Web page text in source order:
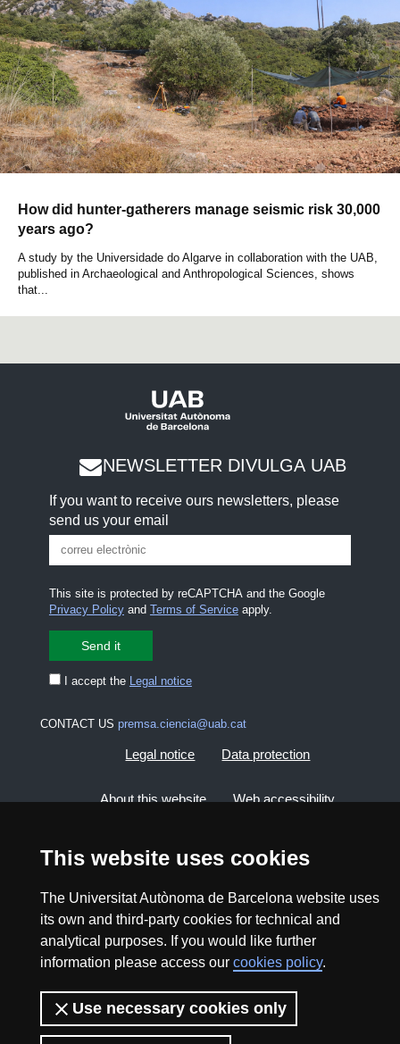
This website uses cookies
The Universitat Autònoma de Barcelona website uses
its own and third-party cookies for technical and
analytical purposes. If you would like further
information please access our cookies policy.
Use necessary cookies only
How did hunter-gatherers manage seismic risk 30,000
years ago?
A study by the Universidade do Algarve in collaboration with the UAB,
published in Archaeological and Anthropological Sciences, shows
that...
NEWSLETTER DIVULGA UAB
If you want to receive ours newsletters, please
send us your email
This site is protected by reCAPTCHA and the Google
Privacy Policyand Terms of Serviceapply.
I accept the Legal notice
CONTACT US premsa.ciencia@uab.cat
Legal notice Data protection
About this website Web accessibility
2026 Divulga UAB - Creative Commons Attribution -
Non Commercial (CC BY NC) - ISSN: 2014-6388
View low-bandwidth version